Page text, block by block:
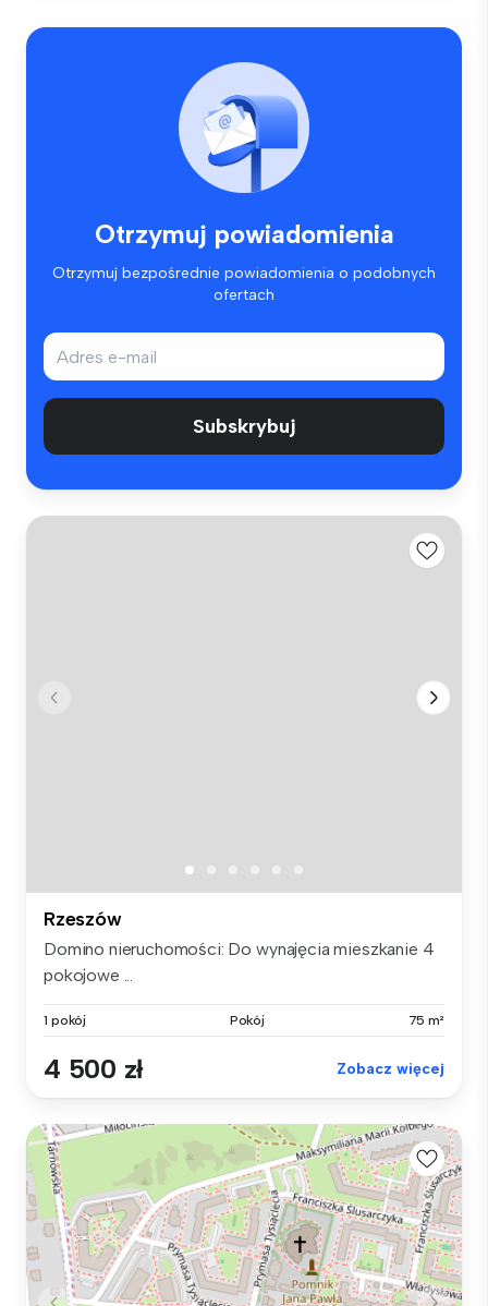
Otrzymuj powiadomienia
Otrzymuj bezpośrednie powiadomienia o podobnych
ofertach
Subskrybuj
Rzeszów
Domino nieruchomości: Do wynajęcia mieszkanie 4
pokojowe ...
1 pokój Pokój 75 m²
4 500 zł Zobacz więcej